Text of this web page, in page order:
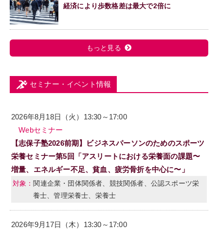
経済により歩数格差は最大で2倍に
もっと見る
セミナー・イベント情報
2026年8月18日（火）13:30～17:00
Webセミナー
【志保子塾2026前期】ビジネスパーソンのためのスポーツ
栄養セミナー第5回「アスリートにおける栄養面の課題〜
増量、エネルギー不足、貧血、疲労骨折を中心に〜」
関連企業・団体関係者、競技関係者、公認スポーツ栄
養士、管理栄養士、栄養士
2026年9月17日（木）13:30～17:00